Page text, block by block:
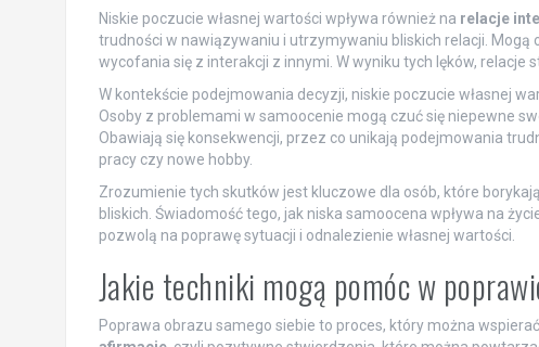
Niskie poczucie własnej wartości wpływa również na relacje
trudności w nawiązywaniu i utrzymywaniu bliskich relacji.
wycofania się z interakcji z innymi. W wyniku tych lęków, relacje
W kontekście podejmowania decyzji, niskie poczucie własnej
Osoby z problemami w samoocenie mogą czuć się niepewne
Obawiają się konsekwencji, przez co unikają podejmowania
pracy czy nowe hobby.
Zrozumienie tych skutków jest kluczowe dla osób, które
bliskich. Świadomość tego, jak niska samoocena wpływa na
pozwolą na poprawę sytuacji i odnalezienie własnej wartości.
Jakie techniki mogą pomóc w
Poprawa obrazu samego siebie to proces, który można